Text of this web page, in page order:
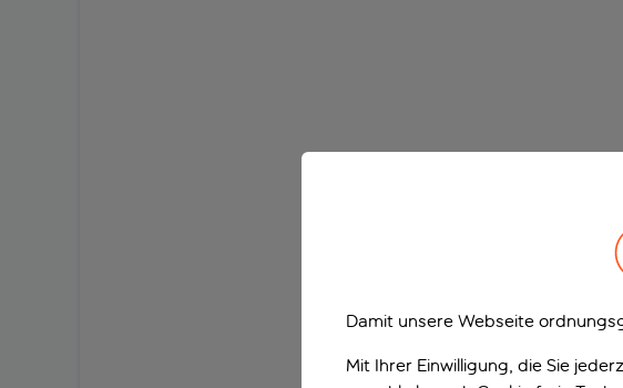
Damit unsere Webseite
Mit Ihrer Einwilligung, die Sie